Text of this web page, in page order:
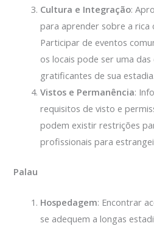
Cultura e Integração:
para aprender sobre a rica
Participar de eventos
os locais pode ser uma das
gratificantes de sua estadia.
Vistos e Permanência:
requisitos de visto e
podem existir restrições
profissionais para
Palau
Hospedagem: Encontrar
se adequem a longas